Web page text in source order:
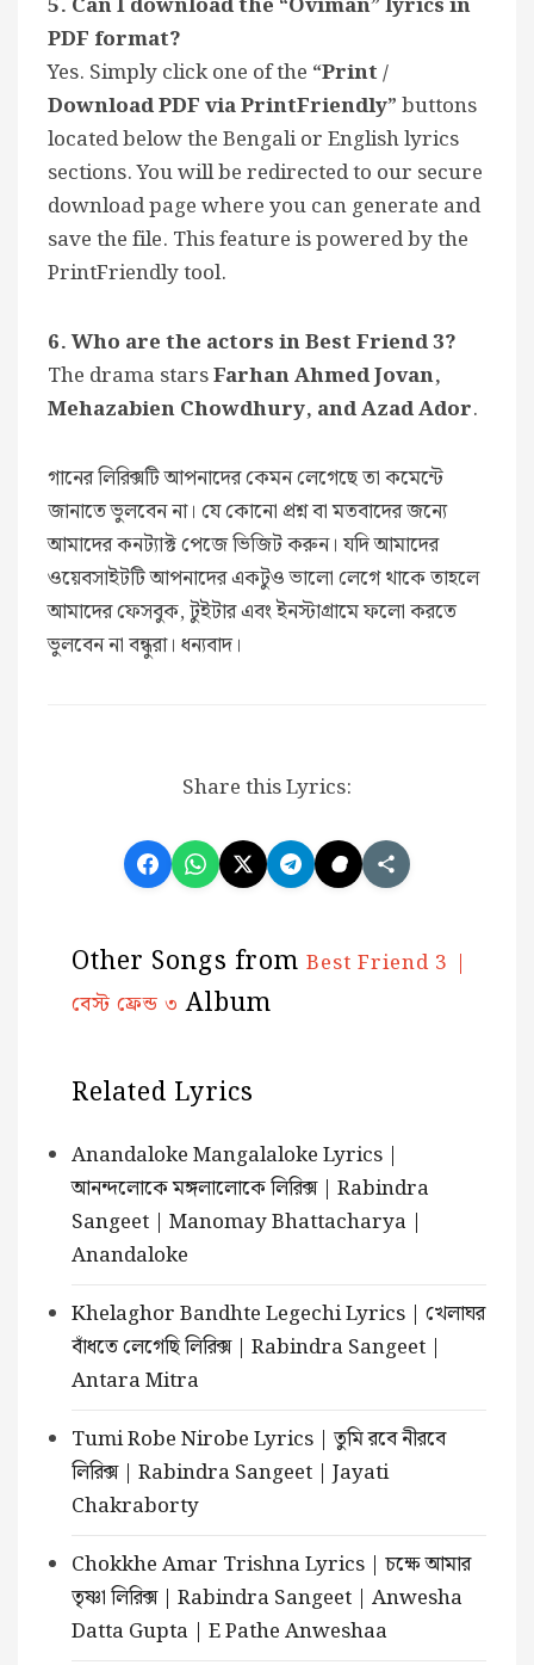
PDF format?
Yes. Simply click one of the “Print /
Download PDF via PrintFriendly”buttons
located below the Bengali or English lyrics
sections. You will be redirected to our secure
download page where you can generate and
save the file. This feature is powered by the
PrintFriendly tool.
6. Who are the actors in Best Friend 3?
The drama starsFarhan Ahmed Jovan,
Mehazabien Chowdhury, and Azad Ador.
গানের লিরিক্সটি আপনাদের কেমন লেগেছে তা কমেন্টে
জানাতে ভুলবেন না। যে কোনো প্রশ্ন বা মতবাদের জন্যে
আমাদের কনট্যাক্ট পেজে ভিজিট করুন। যদি আমাদের
ওয়েবসাইটটি আপনাদের একটুও ভালো লেগে থাকে তাহলে
আমাদের ফেসবুক, টুইটার এবং ইনস্টাগ্রামে ফলো করতে
ভুলবেন না বন্ধুরা। ধন্যবাদ।
Share this Lyrics:
Other Songs from Best Friend 3 |
বেস্ট ফ্রেন্ড ৩ Album
Related Lyrics
Anandaloke Mangalaloke Lyrics |
আনন্দলোকে মঙ্গলালোকে লিরিক্স | Rabindra
Sangeet | Manomay Bhattacharya |
Anandaloke
Khelaghor Bandhte Legechi Lyrics | খেলাঘর
বাঁধতে লেগেছি লিরিক্স | Rabindra Sangeet |
Antara Mitra
Tumi Robe Nirobe Lyrics | তুমি রবে নীরবে
লিরিক্স | Rabindra Sangeet | Jayati
Chakraborty
Chokkhe Amar Trishna Lyrics | চক্ষে আমার
তৃষ্ণা লিরিক্স | Rabindra Sangeet | Anwesha
Datta Gupta | E Pathe Anweshaa